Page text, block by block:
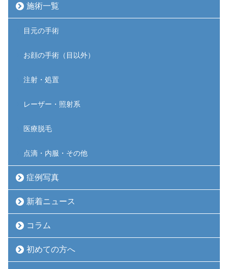
施術一覧
目元の手術
お顔の手術（目以外）
注射・処置
レーザー・照射系
医療脱毛
点滴・内服・その他
症例写真
新着ニュース
コラム
初めての方へ